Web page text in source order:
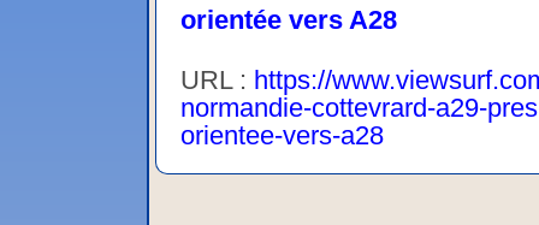
orientée vers A28
URL : https://
normandie-cottevrard-a29-
orientee-vers-a28